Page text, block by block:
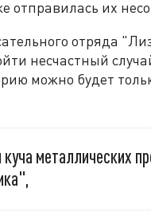
отправилась их
отряда
несчастный
можно будет
куча металлических